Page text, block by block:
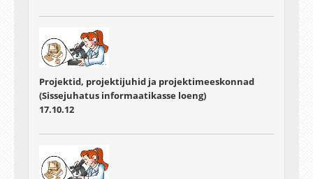
Projektid, projektijuhid ja projektimeeskonnad
(Sissejuhatus informaatikasse loeng)
17.10.12